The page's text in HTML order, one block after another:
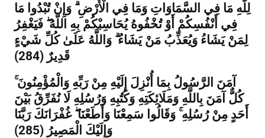
لِلَّهِ مَا فِي السَّمَاوَاتِ وَمَا فِي الْأَرْضِ ۗ وَإِنْ تُبْدُوا مَا
فِي أَنْفُسِكُمْ أَوْ تُخْفُوهُ يُحَاسِبْكُمْ بِهِ اللَّهُ ۖ فَيَغْفِرُ
لِمَنْ يَشَاءُ وَيُعَذِّبُ مَنْ يَشَاءُ ۗ وَاللَّهُ عَلَىٰ كُلِّ شَيْءٍ
قَدِيرٌ (284)
آمَنَ الرَّسُولُ بِمَا أُنْزِلَ إِلَيْهِ مِنْ رَبِّهِ وَالْمُؤْمِنُونَ ۚ
كُلٌّ آمَنَ بِاللَّهِ وَمَلَائِكَتِهِ وَكُتُبِهِ وَرُسُلِهِ لَا نُفَرِّقُ بَيْنَ
أَحَدٍ مِنْ رُسُلِهِ ۚ وَقَالُوا سَمِعْنَا وَأَطَعْنَا ۖ غُفْرَانَكَ رَبَّنَا
وَإِلَيْكَ الْمَصِيرُ (285)